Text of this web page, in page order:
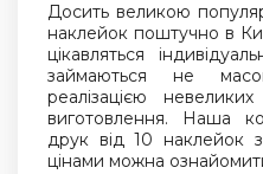
Досить великою
наклейок поштучно в
цікавляться
займаються не
реалізацією
виготовлення. Наша
друк від 10 наклейок
цінами можна